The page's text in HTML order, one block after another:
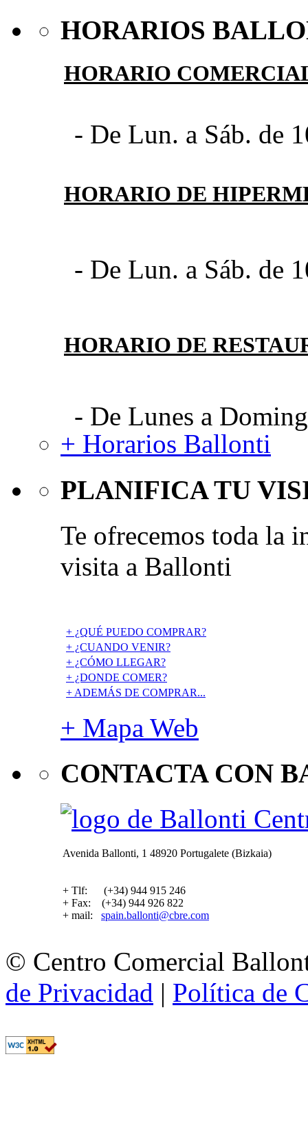
HORARIOS
HORARIO
- De Lun. a Sáb. de
HORARIO DE
- De Lun. a Sáb. de
HORARIO DE
- De Lunes a
+ Horarios Ballonti
PLANIFICA TU
Te ofrecemos toda la
visita a Ballonti
+ ¿QUÉ PUEDO COMPRAR?
+ ¿CUANDO VENIR?
+ ¿CÓMO LLEGAR?
+ ¿DONDE COMER?
+ ADEMÁS DE COMPRAR...
+ Mapa Web
CONTACTA CON
Avenida Ballonti, 1 48920 Portugalete (Bizkaia)
+ Tlf: (+34) 944 915 246
+ Fax: (+34) 944 926 822
+ mail: spain.ballonti@cbre.com
© Centro Comercial
de Privacidad | Política de